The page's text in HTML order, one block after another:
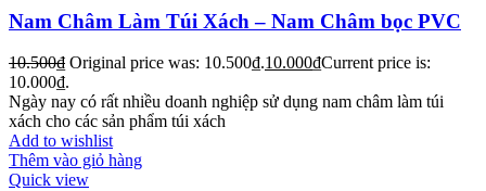
Nam Châm Làm Túi Xách – Nam Châm bọc PVC
10.500₫ Original price was: 10.500₫.10.000₫Current price is:
10.000₫.
Ngày nay có rất nhiều doanh nghiệp sử dụng nam châm làm túi
xách cho các sản phẩm túi xách
Add to wishlist
Thêm vào giỏ hàng
Quick view